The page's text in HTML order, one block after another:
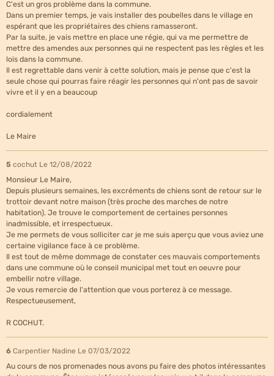
C'est un gros problème dans la commune.
Dans un premier temps, je vais installer des poubelles dans le village en
espérant que les propriétaires des chiens ramasseront.
Par la suite, je vais mettre en place une régie, qui va me permettre de
mettre des amendes aux personnes qui ne respectent pas les règles et les
lois dans la commune.
Il est regrettable dans venir à cette solution, mais je pense que c'est la
seule chose qui pourras faire réagir les personnes qui n'ont pas de savoir
vivre et il y en a beaucoup
cordialement
Le Maire
5 cochut Le 12/08/2022
Monsieur Le Maire,
Depuis plusieurs semaines, les excréments de chiens sont de retour sur le
trottoir devant notre maison (très proche des marches de notre
habitation). Je trouve le comportement de certaines personnes
inadmissible, et irrespectueux.
Je me permets de vous solliciter car je me suis aperçu que vous aviez une
certaine vigilance face à ce problème.
Il est tout de même dommage de constater ces mauvais comportements
dans une commune où le conseil municipal met tout en oeuvre pour
embellir notre village.
Je vous remercie de l'attention que vous porterez à ce message.
Respectueusement,
R COCHUT.
6 Carpentier Nadine Le 07/03/2022
Au cours de nos promenades nous avons pu faire des photos intéressantes